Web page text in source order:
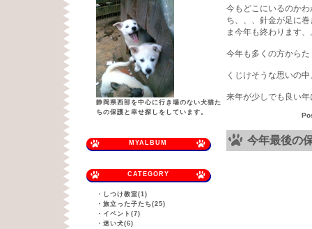
静岡県西部を中心に行き場のない犬猫た
ちの保護と幸せ探しをしています。
MYALBUM
CATEGORY
・ しつけ教室(1)
・ 旅立った子たち(25)
・ イベント(7)
・ 迷い犬(6)
今もどこにいるのか
ち、、、針金が足に
ま今年も終わります、
今年も多くの方から
くじけそうな思いの
来年が少しでも良い
今年最後の